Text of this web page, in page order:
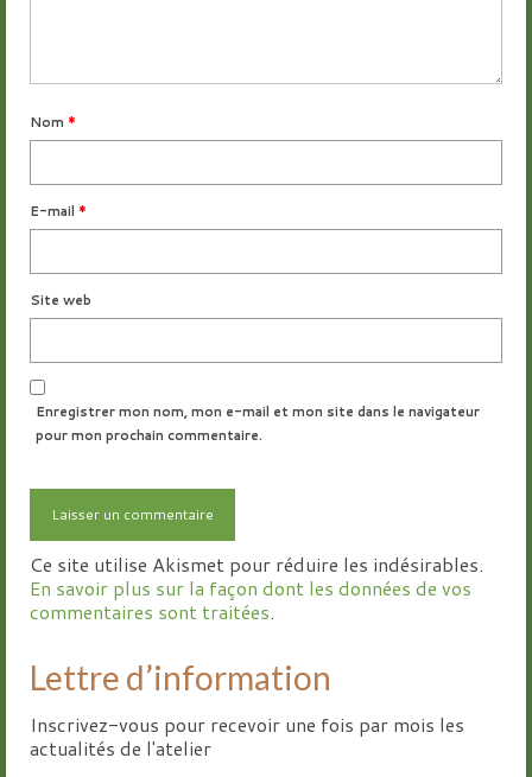
Nom *
E-mail *
Site web
Enregistrer mon nom, mon e-mail et mon site dans le navigateur
pour mon prochain commentaire.
Ce site utilise Akismet pour réduire les indésirables.
En savoir plus sur la façon dont les données de vos
commentaires sont traitées.
Lettre d’information
Inscrivez-vous pour recevoir une fois par mois les
actualités de l'atelier